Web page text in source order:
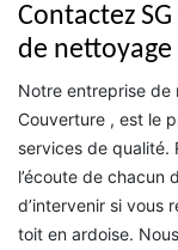
Contactez
de
Notre entreprise de
Couverture , est le
services de qualité.
l’écoute de chacun
d’intervenir si vous
toit en ardoise.